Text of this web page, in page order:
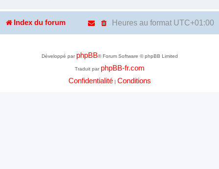
Index du forum Heures au format UTC+01:00
Développé par phpBB® Forum Software © phpBB Limited
Traduit par phpBB-fr.com
Confidentialité| Conditions